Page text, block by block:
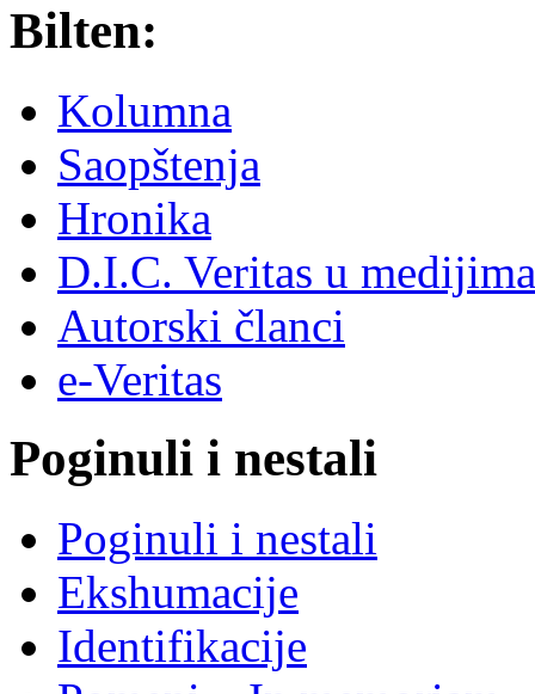
Bilten:
Kolumna
Saopštenja
Hronika
D.I.C. Veritas u medijima
Autorski članci
e-Veritas
Poginuli i nestali
Poginuli i nestali
Ekshumacije
Identifikacije